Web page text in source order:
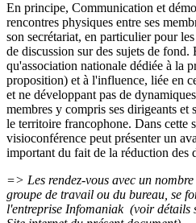
En principe, Communication et
rencontres physiques entre ses
son secrétariat, en particulier pour
de discussion sur des sujets de fond.
qu'association nationale dédiée à la
proposition) et à l'influence, liée en
et ne développant pas de
membres y compris ses dirigeants et
le territoire francophone. Dans cette
visioconférence peut présenter un
important du fait de la réduction des
=> Les rendez-vous avec un
groupe de travail ou du bureau, se
l'entreprise Infomaniak (voir détails